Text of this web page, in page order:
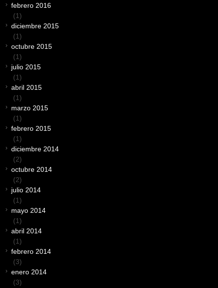
febrero 2016
(1)
diciembre 2015
(1)
octubre 2015
(1)
julio 2015
(1)
abril 2015
(1)
marzo 2015
(1)
febrero 2015
(1)
diciembre 2014
(2)
octubre 2014
(2)
julio 2014
(1)
mayo 2014
(1)
abril 2014
(1)
febrero 2014
(3)
enero 2014
(3)